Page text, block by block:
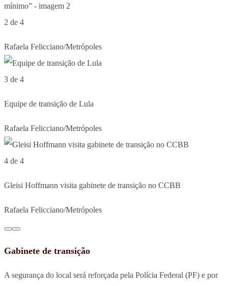
2 de 4
Rafaela Felicciano/Metrópoles
3 de 4
Equipe de transição de Lula
Rafaela Felicciano/Metrópoles
4 de 4
Gleisi Hoffmann visita gabinete de transição no CCBB
Rafaela Felicciano/Metrópoles
Gabinete de transição
A segurança do local será reforçada pela Polícia Federal (PF) e por